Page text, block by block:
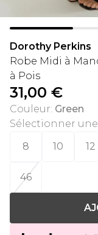
Dorothy Perkins
Robe Midi à
à Pois
31,00 €
Couleur: Green
Sélectionner
8
10 12
46